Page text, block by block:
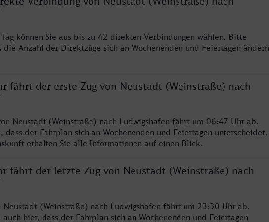
können Sie aus bis zu 42 direkten Verbindungen wählen. Bitte
die Anzahl der Direktzüge sich an Wochenenden und Feiertagen ändern
fährt der erste Zug von Neustadt (Weinstraße) nach
Neustadt (Weinstraße) nach Ludwigshafen fährt um 06:47 Uhr ab.
dass der Fahrplan sich an Wochenenden und Feiertagen unterscheidet.
erhalten Sie alle Informationen auf einen Blick.
fährt der letzte Zug von Neustadt (Weinstraße) nach
Neustadt (Weinstraße) nach Ludwigshafen fährt um 23:30 Uhr ab.
hier, dass der Fahrplan sich an Wochenenden und Feiertagen